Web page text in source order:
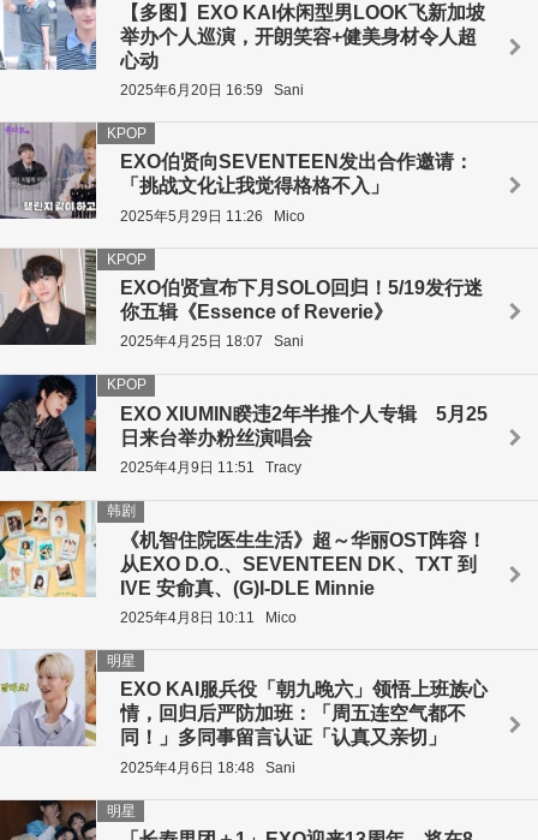
【多图】EXO KAI休闲型男LOOK飞新加坡
举办个人巡演，开朗笑容+健美身材令人超
心动
2025年6月20日 16:59 Sani
EXO伯贤向SEVENTEEN发出合作邀请：
「挑战文化让我觉得格格不入」
KPOP
2025年5月29日 11:26 Mico
EXO伯贤宣布下月SOLO回归！5/19发行迷
你五辑《Essence of Reverie》
KPOP
2025年4月25日 18:07 Sani
EXO XIUMIN睽违2年半推个人专辑 5月25
日来台举办粉丝演唱会
KPOP
2025年4月9日 11:51 Tracy
《机智住院医生生活》超～华丽OST阵容！
从EXO D.O.、SEVENTEEN DK、TXT 到
IVE 安俞真、(G)I-DLE Minnie
韩剧
2025年4月8日 10:11 Mico
EXO KAI服兵役「朝九晚六」领悟上班族心
情，回归后严防加班：「周五连空气都不
同！」多同事留言认证「认真又亲切」
明星
2025年4月6日 18:48 Sani
明星